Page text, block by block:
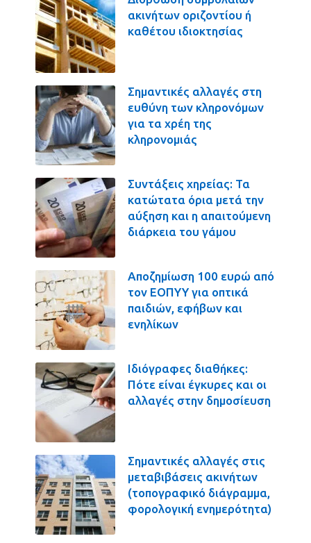
ακινήτων οριζοντίου ή
καθέτου ιδιοκτησίας
Σημαντικές αλλαγές στη
ευθύνη των κληρονόμων
για τα χρέη της
κληρονομιάς
Συντάξεις χηρείας: Τα
κατώτατα όρια μετά την
αύξηση και η απαιτούμενη
διάρκεια του γάμου
Αποζημίωση 100 ευρώ από
τον ΕΟΠΥΥ για οπτικά
παιδιών, εφήβων και
ενηλίκων
Ιδιόγραφες διαθήκες:
Πότε είναι έγκυρες και οι
αλλαγές στην δημοσίευση
Σημαντικές αλλαγές στις
μεταβιβάσεις ακινήτων
(τοπογραφικό διάγραμμα,
φορολογική ενημερότητα)